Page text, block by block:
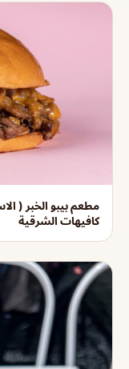
مطعم بيبو الخبر (
كافيهات الشرقية